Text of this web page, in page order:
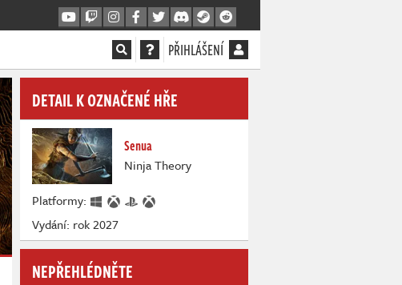
PŘIHLÁŠENÍ
DETAIL K OZNAČENÉ HŘE
Senua
Ninja Theory
Platformy:
Vydání: rok 2027
NEPŘEHLÉDNĚTE